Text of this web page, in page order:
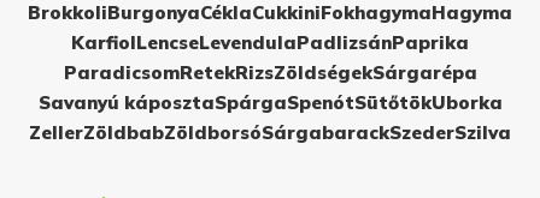
BrokkoliBurgonyaCéklaCukkiniFokhagymaHagyma
KarfiolLencseLevendulaPadlizsánPaprika
ParadicsomRetekRizsZöldségekSárgarépa
Savanyú káposztaSpárgaSpenótSütőtökUborka
ZellerZöldbabZöldborsóSárgabarackSzederSzilva